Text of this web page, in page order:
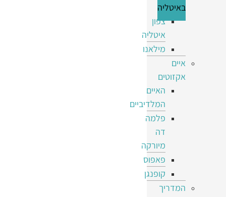
באיטליה
צפון
איטליה
מילאנו
איים
אקזוטים
האיים
המלדיביים
פלמה
דה
מיורקה
פאפוס
קופנגן
המדריך